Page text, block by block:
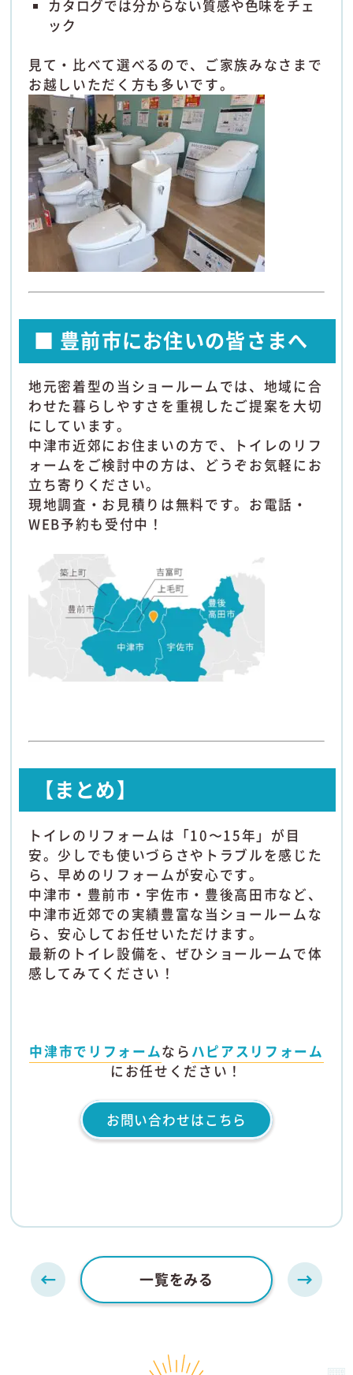
カタログでは分からない質感や色味をチェ
ック
見て・比べて選べるので、ご家族みなさまで
お越しいただく方も多いです。
■ 豊前市にお住いの皆さまへ
地元密着型の当ショールームでは、地域に合
わせた暮らしやすさを重視したご提案を大切
にしています。
中津市近郊にお住まいの方で、トイレのリフ
ォームをご検討中の方は、どうぞお気軽にお
立ち寄りください。
現地調査・お見積りは無料です。お電話・
WEB予約も受付中！
【まとめ】
トイレのリフォームは「10〜15年」が目
安。少しでも使いづらさやトラブルを感じた
ら、早めのリフォームが安心です。
中津市・豊前市・宇佐市・豊後高田市など、
中津市近郊での実績豊富な当ショールームな
ら、安心してお任せいただけます。
最新のトイレ設備を、ぜひショールームで体
感してみてください！
中津市でリフォームなら ハピアスリフォーム
にお任せください！
お問い合わせはこちら
一覧をみる